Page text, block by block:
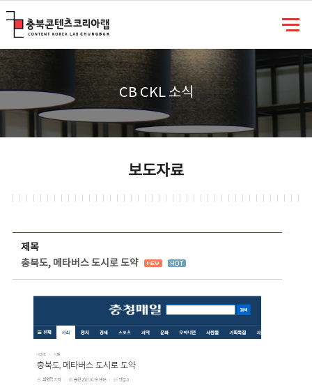
CB CKL 소식
보도자료
제목
충북도, 메타버스 도시로 도약